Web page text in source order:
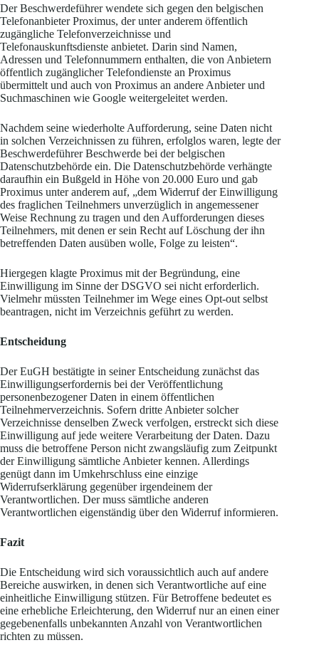
Der Beschwerdeführer wendete sich gegen den belgischen
Telefonanbieter Proximus, der unter anderem öffentlich
zugängliche Telefonverzeichnisse und
Telefonauskunftsdienste anbietet. Darin sind Namen,
Adressen und Telefonnummern enthalten, die von Anbietern
öffentlich zugänglicher Telefondienste an Proximus
übermittelt und auch von Proximus an andere Anbieter und
Suchmaschinen wie Google weitergeleitet werden.
Nachdem seine wiederholte Aufforderung, seine Daten nicht
in solchen Verzeichnissen zu führen, erfolglos waren, legte der
Beschwerdeführer Beschwerde bei der belgischen
Datenschutzbehörde ein. Die Datenschutzbehörde verhängte
daraufhin ein Bußgeld in Höhe von 20.000 Euro und gab
Proximus unter anderem auf, „dem Widerruf der Einwilligung
des fraglichen Teilnehmers unverzüglich in angemessener
Weise Rechnung zu tragen und den Aufforderungen dieses
Teilnehmers, mit denen er sein Recht auf Löschung der ihn
betreffenden Daten ausüben wolle, Folge zu leisten“.
Hiergegen klagte Proximus mit der Begründung, eine
Einwilligung im Sinne der DSGVO sei nicht erforderlich.
Vielmehr müssten Teilnehmer im Wege eines Opt-out selbst
beantragen, nicht im Verzeichnis geführt zu werden.
Entscheidung
Der EuGH bestätigte in seiner Entscheidung zunächst das
Einwilligungserfordernis bei der Veröffentlichung
personenbezogener Daten in einem öffentlichen
Teilnehmerverzeichnis. Sofern dritte Anbieter solcher
Verzeichnisse denselben Zweck verfolgen, erstreckt sich diese
Einwilligung auf jede weitere Verarbeitung der Daten. Dazu
muss die betroffene Person nicht zwangsläufig zum Zeitpunkt
der Einwilligung sämtliche Anbieter kennen. Allerdings
genügt dann im Umkehrschluss eine einzige
Widerrufserklärung gegenüber irgendeinem der
Verantwortlichen. Der muss sämtliche anderen
Verantwortlichen eigenständig über den Widerruf informieren.
Fazit
Die Entscheidung wird sich voraussichtlich auch auf andere
Bereiche auswirken, in denen sich Verantwortliche auf eine
einheitliche Einwilligung stützen. Für Betroffene bedeutet es
eine erhebliche Erleichterung, den Widerruf nur an einen einer
gegebenenfalls unbekannten Anzahl von Verantwortlichen
richten zu müssen.